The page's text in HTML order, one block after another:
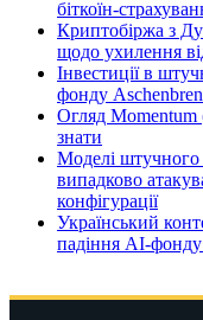
біткоїн-
Криптобіржа з
щодо ухилення
Інвестиції в
фонду
Огляд Momentum
знати
Моделі штучного
випадково
конфігурації
Український
падіння AI-